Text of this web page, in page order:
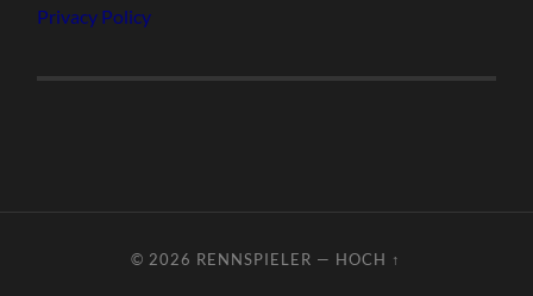
Privacy Policy
© 2026 RENNSPIELER — HOCH ↑